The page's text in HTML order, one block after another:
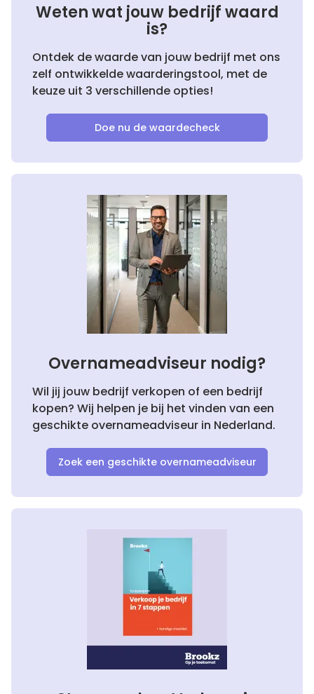
Weten wat jouw bedrijf waard
is?
Ontdek de waarde van jouw bedrijf met ons
zelf ontwikkelde waarderingstool, met de
keuze uit 3 verschillende opties!
Doe nu de waardecheck
Overnameadviseur nodig?
Wil jij jouw bedrijf verkopen of een bedrijf
kopen? Wij helpen je bij het vinden van een
geschikte overnameadviseur in Nederland.
Zoek een geschikte overnameadviseur